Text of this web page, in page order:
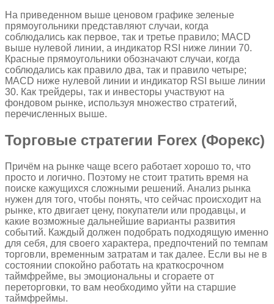
На приведенном выше ценовом графике зеленые
прямоугольники представляют случаи, когда
соблюдались как первое, так и третье правило; MACD
выше нулевой линии, а индикатор RSI ниже линии 70.
Красные прямоугольники обозначают случаи, когда
соблюдались как правило два, так и правило четыре;
MACD ниже нулевой линии и индикатор RSI выше линии
30. Как трейдеры, так и инвесторы участвуют на
фондовом рынке, используя множество стратегий,
перечисленных выше.
Торговые стратегии Forex (Форекс)
Причём на рынке чаще всего работает хорошо то, что
просто и логично. Поэтому не стоит тратить время на
поиске кажущихся сложными решений. Анализ рынка
нужен для того, чтобы понять, что сейчас происходит на
рынке, кто двигает цену, покупатели или продавцы, и
какие возможные дальнейшие варианты развития
событий. Каждый должен подобрать подходящую именно
для себя, для своего характера, предпочтений по темпам
торговли, временным затратам и так далее. Если вы не в
состоянии спокойно работать на краткосрочном
таймфрейме, вы эмоциональны и сгораете от
переторговки, то вам необходимо уйти на старшие
таймфреймы.